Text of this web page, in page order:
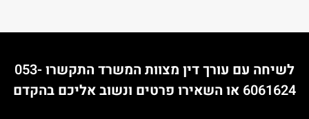
לשיחה עם עורך דין מצוות המשרד התקשרו053-
6061624 או השאירו פרטים ונשוב אליכם בהקדם